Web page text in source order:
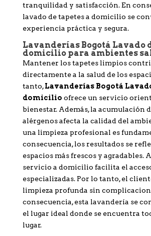
tranquilidad y satisfacción. En
lavado de tapetes a domicilio se
experiencia práctica y segura.
Lavanderías Bogotá Lavado
domicilio para ambientes
Mantener los tapetes limpios
directamente a la salud de los
tanto,Lavanderías Bogotá
domicilio ofrece un servicio
bienestar. Además, la acumulación
alérgenos afecta la calidad del
una limpieza profesional es
consecuencia, los resultados se
espacios más frescos y agradables.
servicio a domicilio facilita el
especializadas. Por lo tanto, el
limpieza profunda sin
consecuencia, esta lavandería se
el lugar ideal donde se encuentra
lugar.